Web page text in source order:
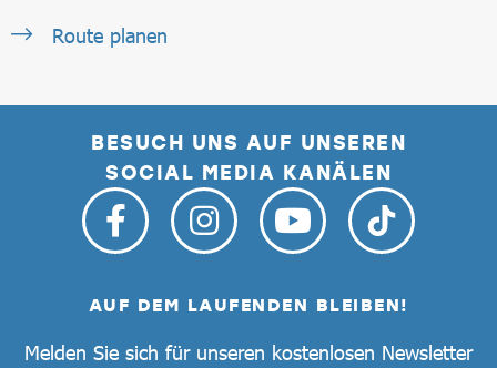
Route planen
BESUCH UNS AUF UNSEREN
SOCIAL MEDIA KANÄLEN
AUF DEM LAUFENDEN BLEIBEN!
Melden Sie sich für unseren kostenlosen Newsletter